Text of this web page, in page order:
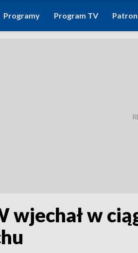
Programy Program TV
wjechał w